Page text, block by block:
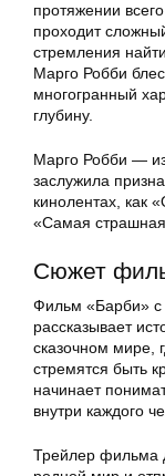
протяжении
проходит
стремления
Марго Робби
многогранный
глубину.
Марго Робби —
заслужила
кинолентах, как
«Самая страшная
Сюжет
Фильм «Барби» с
рассказывает
сказочном мире,
стремятся быть
начинает
внутри каждого
Трейлер фильма